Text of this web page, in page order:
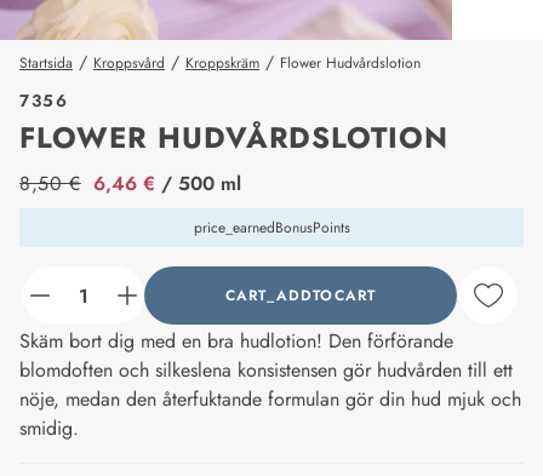
Startsida / Kroppsvård / Kroppskräm / Flower Hudvårdslotion
7356
FLOWER HUDVÅRDSLOTION
price_label
8,50 € 6,46 € / 500 ml
price_earnedBonusPoints
counter_current CART_ADDTOCART
Skäm bort dig med en bra hudlotion! Den förförande
blomdoften och silkeslena konsistensen gör hudvården till ett
nöje, medan den återfuktande formulan gör din hud mjuk och
smidig.